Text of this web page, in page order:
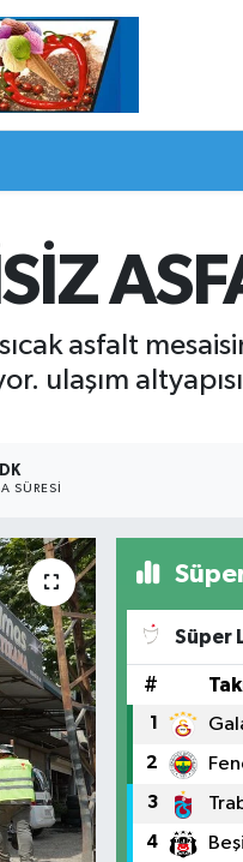
asfalt
ulaşım
DK
SÜRESI
Süper
#
1
2
3
4